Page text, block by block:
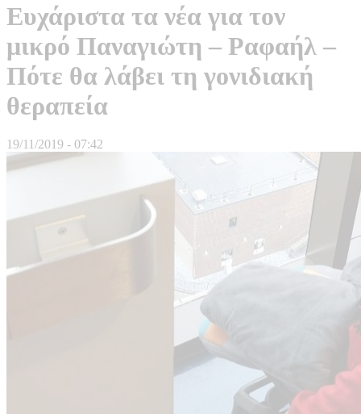
Ευχάριστα τα νέα για τον
μικρό Παναγιώτη – Ραφαήλ –
Πότε θα λάβει τη γονιδιακή
θεραπεία
19/11/2019 - 07:42